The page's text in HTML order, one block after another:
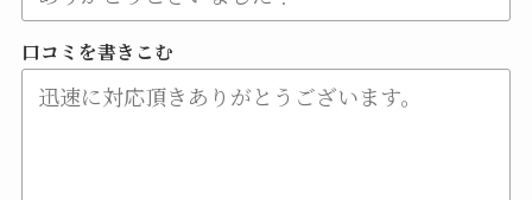
口コミを書きこむ